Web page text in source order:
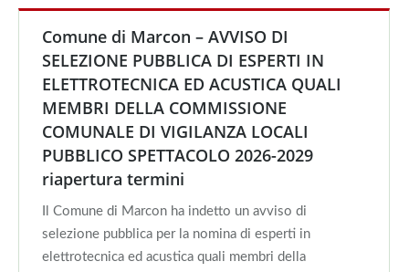
Comune di Marcon – AVVISO DI
SELEZIONE PUBBLICA DI ESPERTI IN
ELETTROTECNICA ED ACUSTICA QUALI
MEMBRI DELLA COMMISSIONE
COMUNALE DI VIGILANZA LOCALI
PUBBLICO SPETTACOLO 2026-2029
riapertura termini
Il Comune di Marcon ha indetto un avviso di
selezione pubblica per la nomina di esperti in
elettrotecnica ed acustica quali membri della